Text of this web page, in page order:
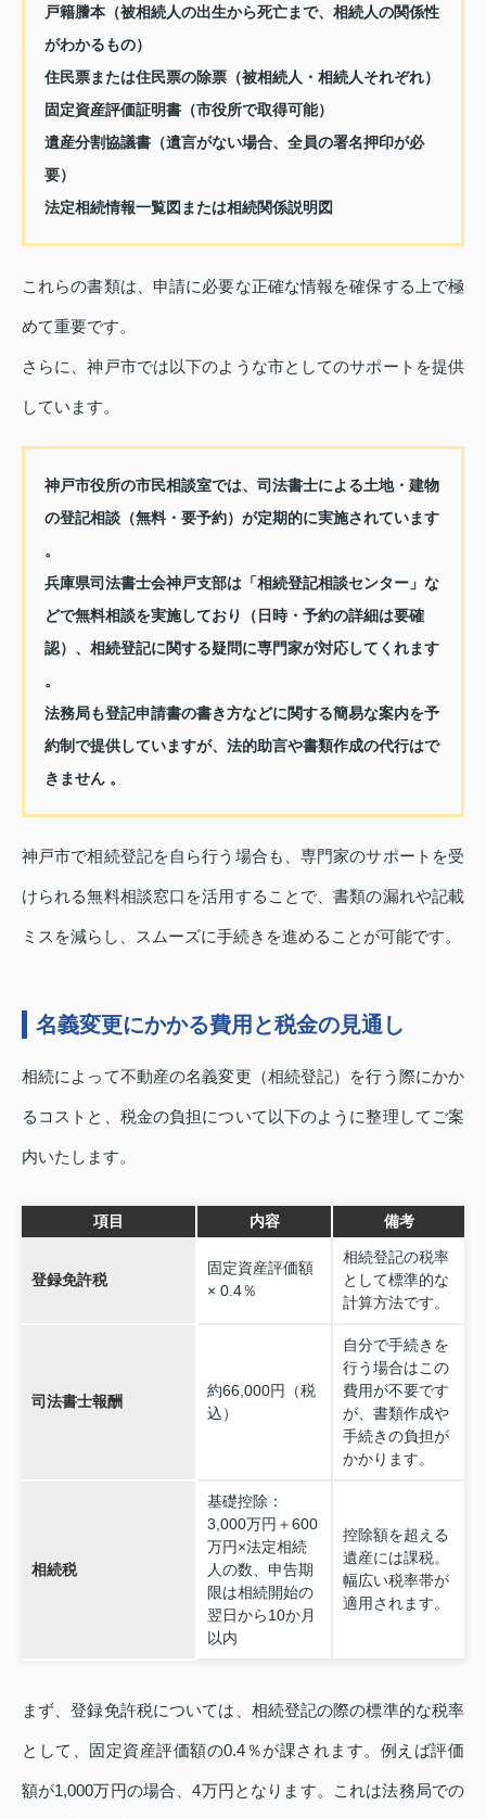
戸籍謄本（被相続人の出生から死亡まで、相続人の関係性
がわかるもの）
住民票または住民票の除票（被相続人・相続人それぞれ）
固定資産評価証明書（市役所で取得可能）
遺産分割協議書（遺言がない場合、全員の署名押印が必
要）
法定相続情報一覧図または相続関係説明図
これらの書類は、申請に必要な正確な情報を確保する上で極
めて重要です。
さらに、神戸市では以下のような市としてのサポートを提供
しています。
神戸市役所の市民相談室では、司法書士による土地・建物
の登記相談（無料・要予約）が定期的に実施されています
。
兵庫県司法書士会神戸支部は「相続登記相談センター」な
どで無料相談を実施しており（日時・予約の詳細は要確
認）、相続登記に関する疑問に専門家が対応してくれます
。
法務局も登記申請書の書き方などに関する簡易な案内を予
約制で提供していますが、法的助言や書類作成の代行はで
きません 。
神戸市で相続登記を自ら行う場合も、専門家のサポートを受
けられる無料相談窓口を活用することで、書類の漏れや記載
ミスを減らし、スムーズに手続きを進めることが可能です。
名義変更にかかる費用と税金の見通し
相続によって不動産の名義変更（相続登記）を行う際にかか
るコストと、税金の負担について以下のように整理してご案
内いたします。
項目 内容 備考
登録免許税
固定資産評価額
× 0.4％
相続登記の税率
として標準的な
計算方法です。
司法書士報酬
約66,000円（税
込）
自分で手続きを
行う場合はこの
費用が不要です
が、書類作成や
手続きの負担が
かかります。
相続税
基礎控除：
3,000万円＋600
万円×法定相続
人の数、申告期
限は相続開始の
翌日から10か月
以内
控除額を超える
遺産には課税。
幅広い税率帯が
適用されます。
まず、登録免許税については、相続登記の際の標準的な税率
として、固定資産評価額の0.4％が課されます。例えば評価
額が1,000万円の場合、4万円となります。これは法務局での